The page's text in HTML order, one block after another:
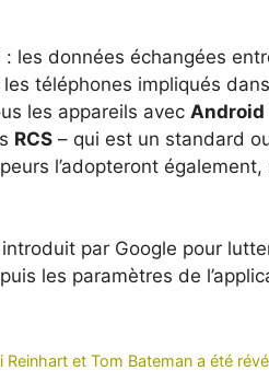
les données échangées
téléphones impliqués
les appareils avec Android
RCS – qui est un standard
l’adopteront
par Google pour
les paramètres de
et Tom Bateman a été